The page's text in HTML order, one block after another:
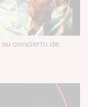
su concierto de